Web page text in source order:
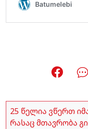
25 წელია ვწერთ
რასაც მთავრობა